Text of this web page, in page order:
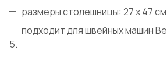
размеры столешницы: 27 х 47 см
подходит для швейных машин
5.